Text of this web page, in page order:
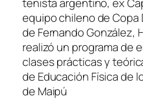
equipo chileno de Copa
de Fernando González,
realizó un programa de
clases prácticas y
de Educación Física de
de Maipú